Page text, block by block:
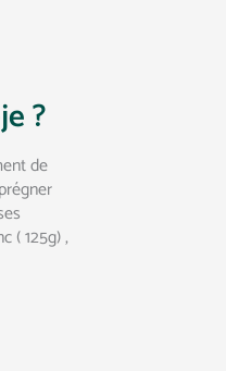
?
de
( 125g) ,